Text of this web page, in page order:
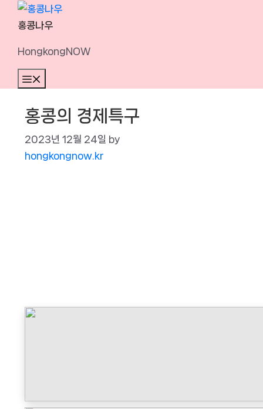
Skip
홍콩나우
HongkongNOW
홍콩의 경제특구
2023년 12월 24일 by
hongkongnow.kr